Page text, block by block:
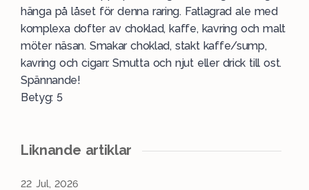
hänga på låset för denna raring. Fatlagrad ale med
komplexa dofter av choklad, kaffe, kavring och malt
möter näsan. Smakar choklad, stakt kaffe/sump,
kavring och cigarr. Smutta och njut eller drick till ost.
Spännande!
Betyg: 5
Liknande artiklar
22 Jul, 2026